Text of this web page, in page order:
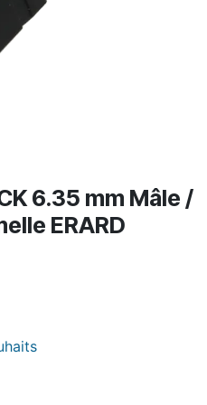
6.35 mm Mâle /
ERARD